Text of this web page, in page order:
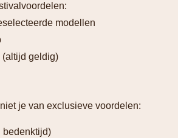
modellen
(altijd geldig)
je van exclusieve voordelen:
bedenktijd)